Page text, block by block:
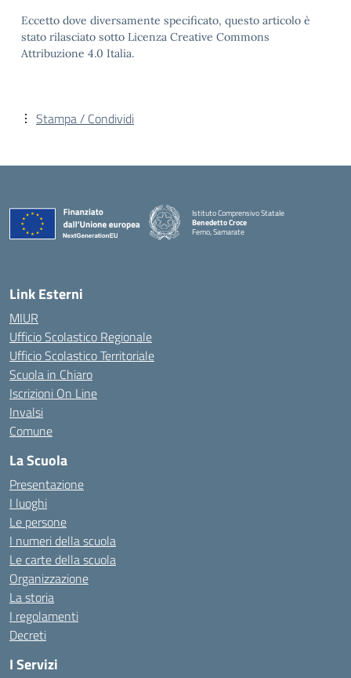
Eccetto dove diversamente specificato, questo articolo è
stato rilasciato sotto Licenza Creative Commons
Attribuzione 4.0 Italia.
Stampa / Condividi
Istituto Comprensivo Statale
Benedetto Croce
Ferno, Samarate
Link Esterni
MIUR
Ufficio Scolastico Regionale
Ufficio Scolastico Territoriale
Scuola in Chiaro
Iscrizioni On Line
Invalsi
Comune
La Scuola
Presentazione
I luoghi
Le persone
I numeri della scuola
Le carte della scuola
Organizzazione
La storia
I regolamenti
Decreti
I Servizi